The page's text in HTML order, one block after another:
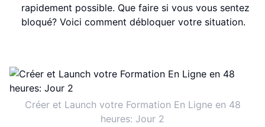
rapidement possible. Que faire si vous vous sentez
bloqué? Voici comment débloquer votre situation.
Créer et Launch votre Formation En Ligne en 48
heures: Jour 2